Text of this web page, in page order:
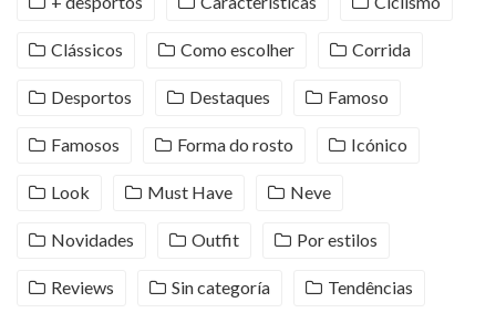
Clássicos Como escolher Corrida
Desportos Destaques Famoso
Famosos Forma do rosto Icónico
Look Must Have Neve
Novidades Outfit Por estilos
Reviews Sin categoría Tendências